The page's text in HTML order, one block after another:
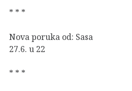
* * *
Nova poruka od: Sasa
27.6. u 22
* * *